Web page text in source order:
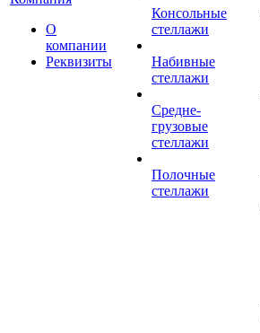
О
компании
Реквизиты
Консольные
стеллажи
Набивные
стеллажи
Средне-
грузовые
стеллажи
Полочные
стеллажи